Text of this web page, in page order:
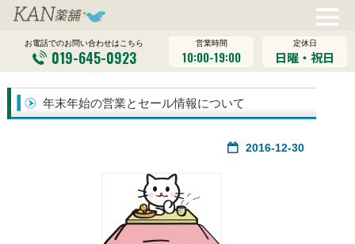
お電話でのお問い合わせはこちら
019-645-0923
営業時間
10:00-19:00
定休日
日曜・祝日
年末年始の営業とセール情報について
2016-12-30